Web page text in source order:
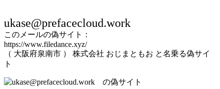
ukase@prefacecloud.work
このメールの偽サイト：
https://www.filedance.xyz/
（ 大阪府泉南市 ） 株式会社 おじまともお と名乗る偽サイ
ト